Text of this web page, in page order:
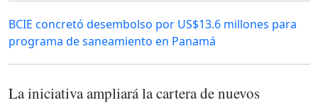
BCIE concretó desembolso por US$13.6 millones para
programa de saneamiento en Panamá
La iniciativa ampliará la cartera de nuevos